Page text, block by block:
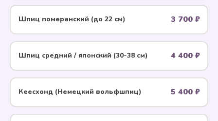
Шпиц померанский (до 22 см) 3 700 ₽
Шпиц средний / японский (30-38 см) 4 400 ₽
Кеесхонд (Немецкий вольфшпиц) 5 400 ₽